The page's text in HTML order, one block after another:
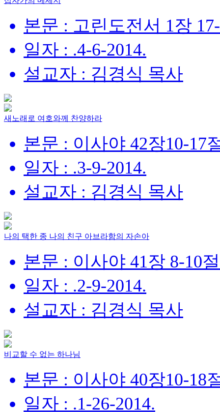
본문 : 고린도전서 1장
일자 : .4-6-2014.
설교자 : 김경식 목사
새노래로 여호와께 찬양하라
본문 : 이사야 42장10-17
일자 : .3-9-2014.
설교자 : 김경식 목사
나의 택한 종 나의 친구 아브라함의 자손아
본문 : 이사야 41장 8-10절
일자 : .2-9-2014.
설교자 : 김경식 목사
비교할 수 없는 하나님
본문 : 이사야 40장10-18
일자 : .1-26-2014.